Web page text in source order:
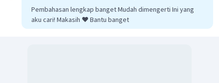
Pembahasan lengkap banget Mudah dimengerti Ini yang
aku cari! Makasih ❤️ Bantu banget